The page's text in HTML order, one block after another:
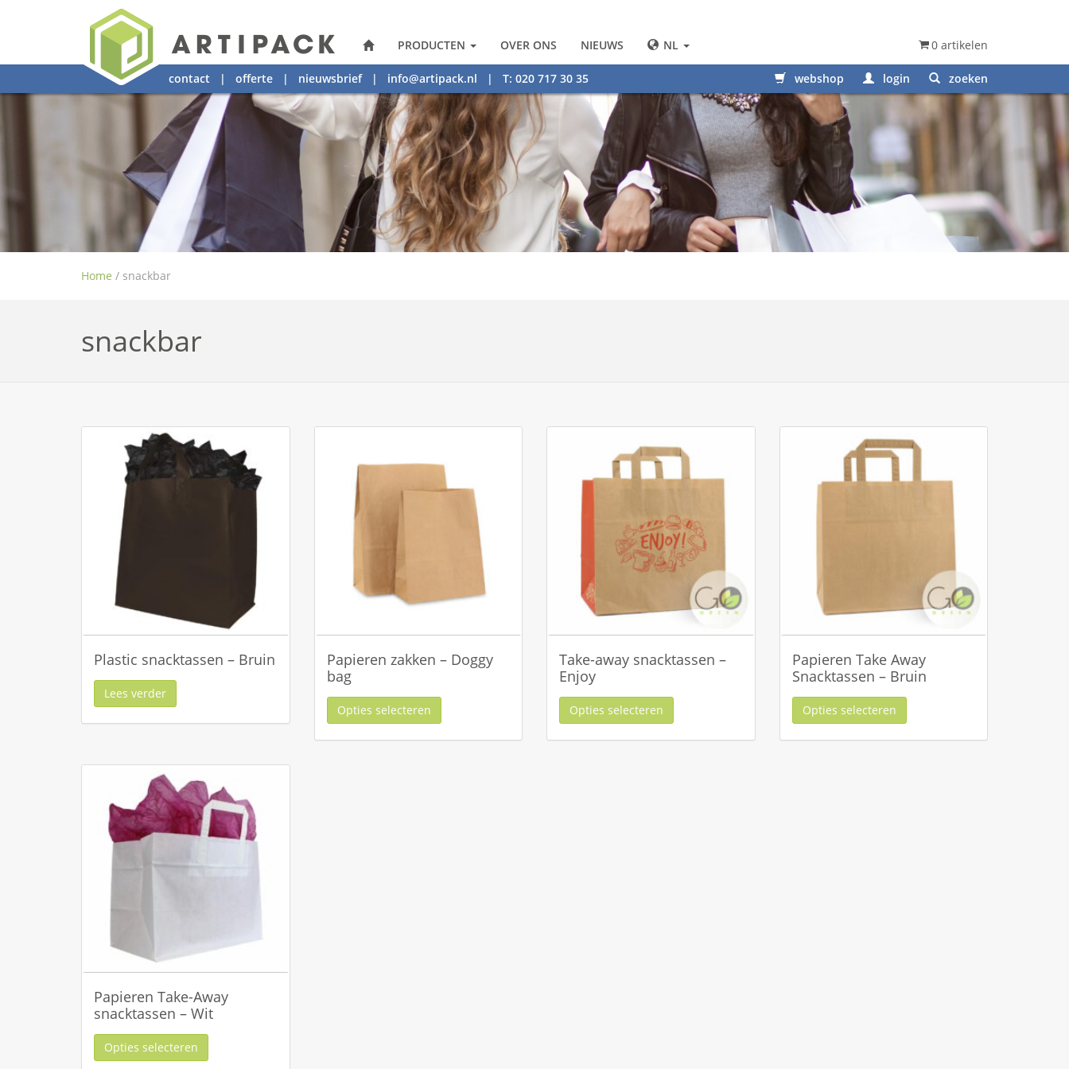
PRODUCTEN OVER ONS NIEUWS NL 0 artikelen
contact | offerte | nieuwsbrief| info@artipack.nl | T: 020 717 30 35 webshop login zoeken
Home / snackbar
snackbar
Plastic snacktassen – Bruin
Lees verder
Papieren zakken – Doggy
bag
Opties selecteren
Take-away snacktassen –
Enjoy
Opties selecteren
Papieren Take Away
Snacktassen – Bruin
Opties selecteren
Papieren Take-Away
snacktassen – Wit
Opties selecteren